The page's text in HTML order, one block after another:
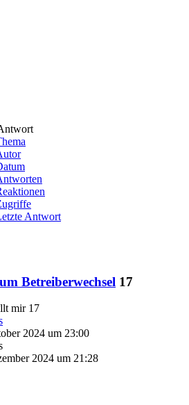
Antwort
Betreiberwechsel 17
17
2024 um 23:00
2024 um 21:28